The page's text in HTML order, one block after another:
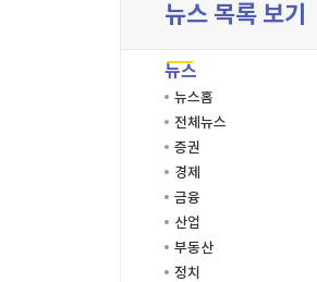
뉴스 목록 보기
뉴스
뉴스홈
전체뉴스
증권
경제
금융
산업
부동산
정치